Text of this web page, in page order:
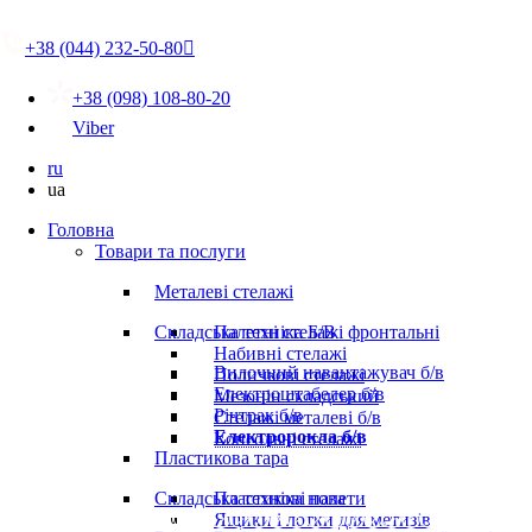
+38 (044) 232-50-80
+38 (098) 108-80-20
Viber
ru
ua
Головна
Товари та послуги
Металеві стелажі
Палетні стелажі фронтальні
Набивні стелажі
Поличкові стелажі
Мезонін складський
Стелажі металеві б/в
Консольні стелажі
Складська техніка Б/В
Вилочний навантажувач б/в
Електроштабелер б/в
Річтрак б/в
Електророкла б/в
Пластикова тара
Пластикові палети
Ящики і лотки для метизів
Складська техніка нова